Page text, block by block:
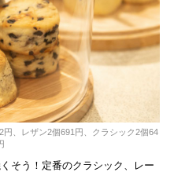
、レザン2個691円、クラシック2個64
そう！定番のクラシック、レー